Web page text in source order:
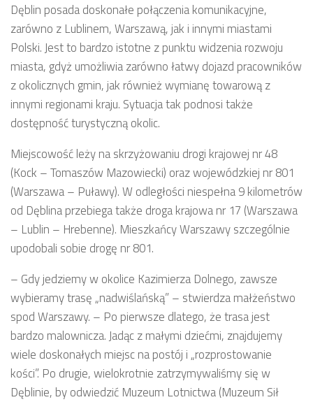
Dęblin posada doskonałe połączenia komunikacyjne,
zarówno z Lublinem, Warszawą, jak i innymi miastami
Polski. Jest to bardzo istotne z punktu widzenia rozwoju
miasta, gdyż umożliwia zarówno łatwy dojazd pracowników
z okolicznych gmin, jak również wymianę towarową z
innymi regionami kraju. Sytuacja tak podnosi także
dostępność turystyczną okolic.
Miejscowość leży na skrzyżowaniu drogi krajowej nr 48
(Kock – Tomaszów Mazowiecki) oraz wojewódzkiej nr 801
(Warszawa – Puławy). W odległości niespełna 9 kilometrów
od Dęblina przebiega także droga krajowa nr 17 (Warszawa
– Lublin – Hrebenne). Mieszkańcy Warszawy szczególnie
upodobali sobie drogę nr 801.
– Gdy jedziemy w okolice Kazimierza Dolnego, zawsze
wybieramy trasę „nadwiślańską” – stwierdza małżeństwo
spod Warszawy. – Po pierwsze dlatego, że trasa jest
bardzo malownicza. Jadąc z małymi dziećmi, znajdujemy
wiele doskonałych miejsc na postój i „rozprostowanie
kości”. Po drugie, wielokrotnie zatrzymywaliśmy się w
Dęblinie, by odwiedzić Muzeum Lotnictwa (Muzeum Sił